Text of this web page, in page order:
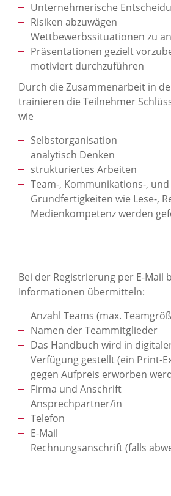
Unternehmerische
Risiken abzuwägen
Wettbewerbssituationen zu
Präsentationen gezielt
motiviert durchzuführen
Durch die Zusammenarbeit in
trainieren die Teilnehmer
wie
Selbstorganisation
analytisch Denken
strukturiertes Arbeiten
Team-, Kommunikations-,
Grundfertigkeiten wie Lese-,
Medienkompetenz werden
Bei der Registrierung per E-Mail
Informationen übermitteln:
Anzahl Teams (max.
Namen der Teammitglieder
Das Handbuch wird in
Verfügung gestellt (ein Print-
gegen Aufpreis erworben
Firma und Anschrift
Ansprechpartner/in
Telefon
E-Mail
Rechnungsanschrift (falls